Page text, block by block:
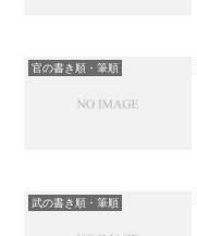
官の書き順・筆順
武の書き順・筆順